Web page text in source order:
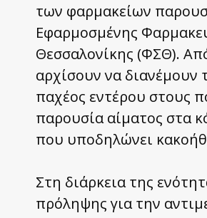
των φαρμακείων
Εφαρμοσμένης
Θεσσαλονίκης (ΦΣΘ).
αρχίσουν να διανέμουν
παχέος εντέρου στους
παρουσία αίματος στα
που υποδηλώνει
Στη διάρκεια της
πρόληψης για την